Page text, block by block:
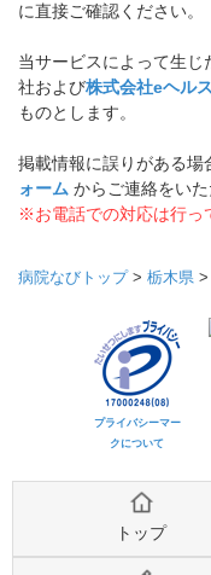
に直接ご確認ください。
当サービスによって生
社および株式会社eヘル
ものとします。
掲載情報に誤りがある場
ォーム からご連絡をい
※お電話での対応は行っ
病院なびトップ> 栃木県
プライバシーマー
クについて
トップ